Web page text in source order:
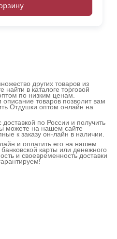
других товаров из
в каталоге торговой
по низким ценам.
товаров позволит вам
Отдушки оптом онлайн на
по России и получить
можете на нашем сайте
к заказу он-лайн в наличии.
и оплатить его на нашем
карты или денежного
и своевременность доставки